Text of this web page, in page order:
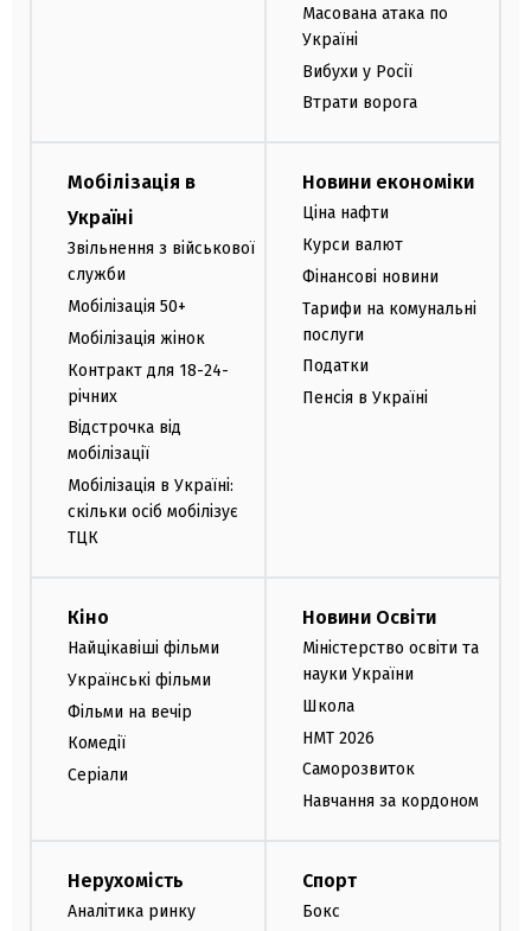
Масована атака по
Україні
Вибухи у Росії
Втрати ворога
Мобілізація в
Україні
Звільнення з військової
служби
Мобілізація 50+
Мобілізація жінок
Контракт для 18-24-
річних
Відстрочка від
мобілізації
Мобілізація в Україні:
скільки осіб мобілізує
ТЦК
Новини економіки
Ціна нафти
Курси валют
Фінансові новини
Тарифи на комунальні
послуги
Податки
Пенсія в Україні
Кіно
Найцікавіші фільми
Українські фільми
Фільми на вечір
Комедії
Серіали
Новини Освіти
Міністерство освіти та
науки України
Школа
НМТ 2026
Саморозвиток
Навчання за кордоном
Нерухомість
Аналітика ринку
Спорт
Бокс